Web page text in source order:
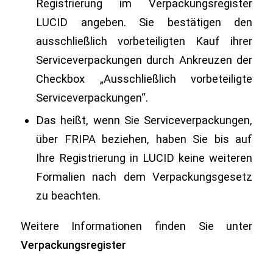
Registrierung im Verpackungsregister
LUCID angeben. Sie bestätigen den
ausschließlich vorbeteiligten Kauf ihrer
Serviceverpackungen durch Ankreuzen der
Checkbox „Ausschließlich vorbeteiligte
Serviceverpackungen“.
Das heißt, wenn Sie Serviceverpackungen,
über FRIPA beziehen, haben Sie bis auf
Ihre Registrierung in LUCID keine weiteren
Formalien nach dem Verpackungsgesetz
zu beachten.
Weitere Informationen finden Sie unter
Verpackungsregister